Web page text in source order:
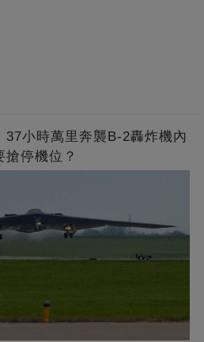
37小時萬里奔襲B-2轟炸機內
停機位？